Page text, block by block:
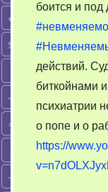
боится и под
действий.
биткойнами и
психиатрии
о попе и о
https://